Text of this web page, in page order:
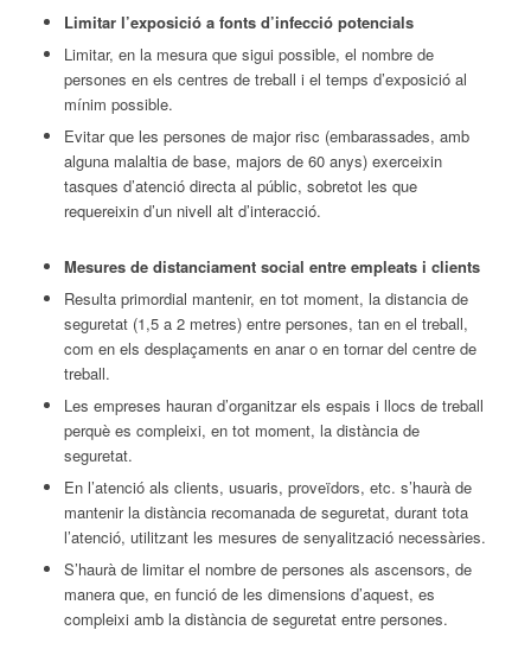
Limitar l’exposició a fonts d’infecció potencials
Limitar, en la mesura que sigui possible, el nombre de
persones en els centres de treball i el temps d’exposició al
mínim possible.
Evitar que les persones de major risc (embarassades, amb
alguna malaltia de base, majors de 60 anys) exerceixin
tasques d’atenció directa al públic, sobretot les que
requereixin d’un nivell alt d’interacció.
Mesures de distanciament social entre empleats i clients
Resulta primordial mantenir, en tot moment, la distancia de
seguretat (1,5 a 2 metres) entre persones, tan en el treball,
com en els desplaçaments en anar o en tornar del centre de
treball.
Les empreses hauran d’organitzar els espais i llocs de treball
perquè es compleixi, en tot moment, la distància de
seguretat.
En l’atenció als clients, usuaris, proveïdors, etc. s’haurà de
mantenir la distància recomanada de seguretat, durant tota
l’atenció, utilitzant les mesures de senyalització necessàries.
S’haurà de limitar el nombre de persones als ascensors, de
manera que, en funció de les dimensions d’aquest, es
compleixi amb la distància de seguretat entre persones.